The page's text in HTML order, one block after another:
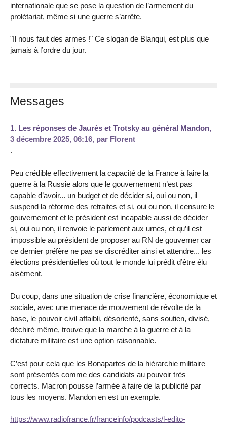
internationale que se pose la question de l’armement du
prolétariat, même si une guerre s’arrête.
"Il nous faut des armes !" Ce slogan de Blanqui, est plus que
jamais à l’ordre du jour.
Messages
1. Les réponses de Jaurès et Trotsky au général Mandon,
3 décembre 2025, 06:16, par Florent
.
Peu crédible effectivement la capacité de la France à faire la
guerre à la Russie alors que le gouvernement n’est pas
capable d’avoir... un budget et de décider si, oui ou non, il
suspend la réforme des retraites et si, oui ou non, il censure le
gouvernement et le président est incapable aussi de décider
si, oui ou non, il renvoie le parlement aux urnes, et qu’il est
impossible au président de proposer au RN de gouverner car
ce dernier préfère ne pas se discréditer ainsi et attendre... les
élections présidentielles où tout le monde lui prédit d’être élu
aisément.
Du coup, dans une situation de crise financière, économique et
sociale, avec une menace de mouvement de révolte de la
base, le pouvoir civil affaibli, désorienté, sans soutien, divisé,
déchiré même, trouve que la marche à la guerre et à la
dictature militaire est une option raisonnable.
C’est pour cela que les Bonapartes de la hiérarchie militaire
sont présentés comme des candidats au pouvoir très
corrects. Macron pousse l’armée à faire de la publicité par
tous les moyens. Mandon en est un exemple.
https://www.radiofrance.fr/franceinfo/podcasts/l-edito-